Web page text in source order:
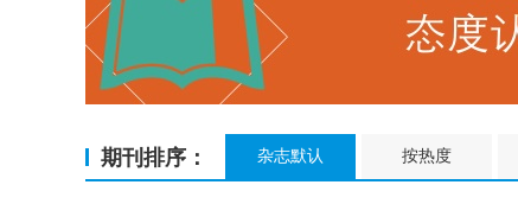
期刊排序： 杂志默认 按热度